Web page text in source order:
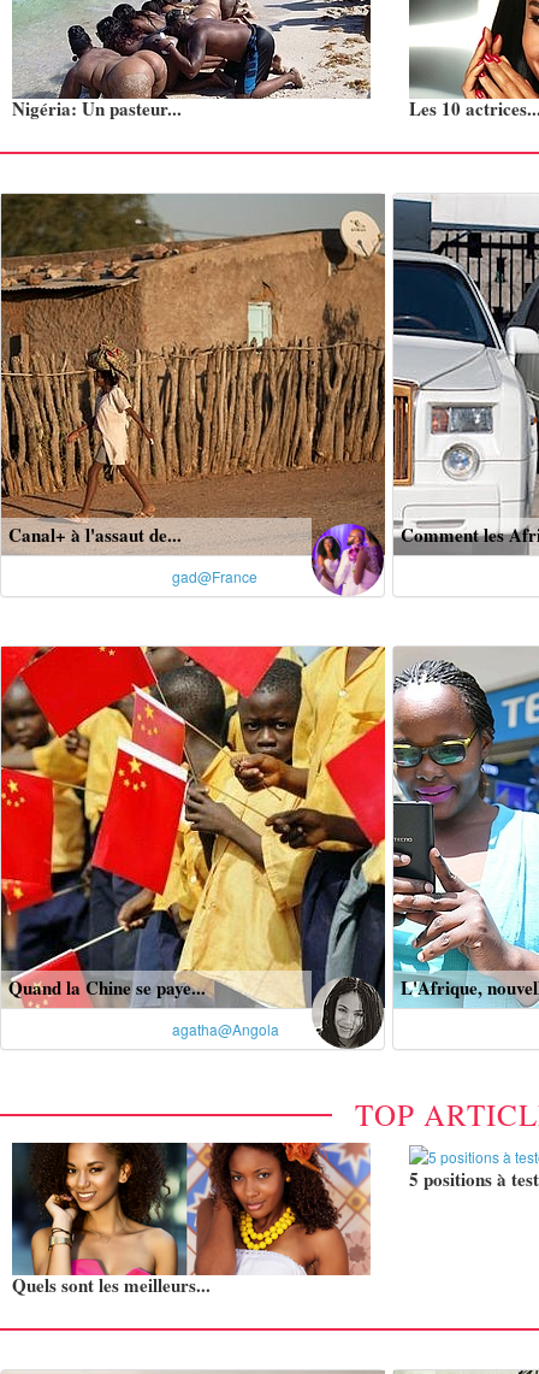
Nigéria: Un pasteur... Les 10
Canal+ à l'assaut de...
gad@France
Comment les
Quand la Chine se paye...
agatha@Angola
L'Afrique,
TOP
Quels sont les meilleurs...
5 positions à